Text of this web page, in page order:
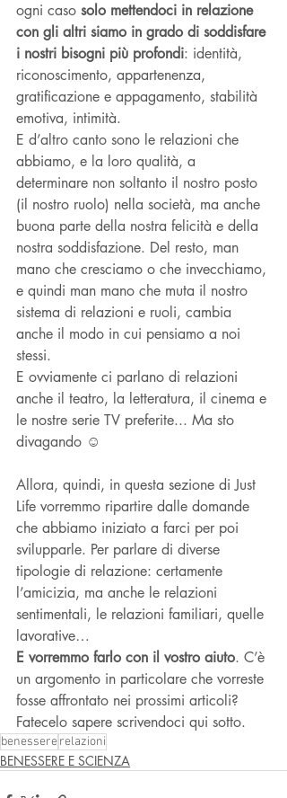
ogni caso solo mettendoci in relazione
con gli altri siamo in grado di soddisfare
i nostri bisogni più profondi: identità,
riconoscimento, appartenenza,
gratificazione e appagamento, stabilità
emotiva, intimità.
E d’altro canto sono le relazioni che
abbiamo, e la loro qualità, a
determinare non soltanto il nostro posto
(il nostro ruolo) nella società, ma anche
buona parte della nostra felicità e della
nostra soddisfazione. Del resto, man
mano che cresciamo o che invecchiamo,
e quindi man mano che muta il nostro
sistema di relazioni e ruoli, cambia
anche il modo in cui pensiamo a noi
stessi.
E ovviamente ci parlano di relazioni
anche il teatro, la letteratura, il cinema e
le nostre serie TV preferite... Ma sto
divagando ☺
Allora, quindi, in questa sezione di Just
Life vorremmo ripartire dalle domande
che abbiamo iniziato a farci per poi
svilupparle. Per parlare di diverse
tipologie di relazione: certamente
l’amicizia, ma anche le relazioni
sentimentali, le relazioni familiari, quelle
lavorative…
E vorremmo farlo con il vostro aiuto. C’è
un argomento in particolare che vorreste
fosse affrontato nei prossimi articoli?
Fatecelo sapere scrivendoci qui sotto.
benessererelazioni
BENESSERE E SCIENZA